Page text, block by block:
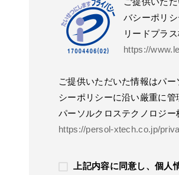
バシーポリ
リードプラ
https://
ご提供いただいた情報はパ
シーポリシーに沿い厳重に管
パーソルクロステクノロジ
https://persol-xtech.co.jp/
上記内容に同意し、個人